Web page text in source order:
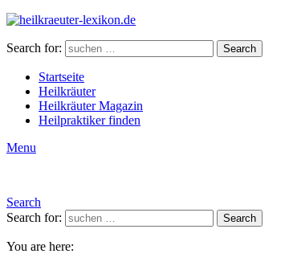
Search for: Search
Startseite
Heilkräuter
Heilkräuter Magazin
Heilpraktiker finden
Menu
Search
Search for:
Search
You are here: